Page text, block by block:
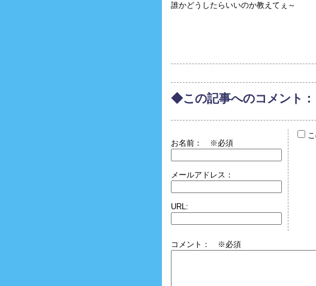
誰かどうしたらいいのか教えてぇ～
◆この記事へのコメント：
お名前： ※必須
メールアドレス：
URL:
こ
コメント： ※必須